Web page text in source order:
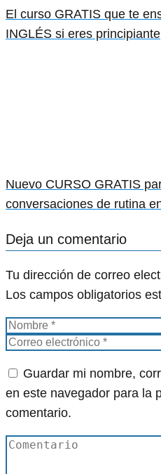
El curso GRATIS que te
INGLÉS si eres principiante
Nuevo CURSO GRATIS
conversaciones de rutina
Deja un comentario
Tu dirección de correo
Los campos obligatorios
Guardar mi nombre,
en este navegador para la
comentario.